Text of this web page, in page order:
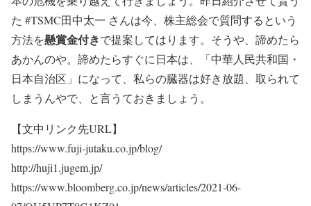
た #TSMC田中太一 さんは今、株主総会で質問するという
方法を懸賞金付きで提案してはります。そうや、諦めたら
あかんのや。諦めたらすぐに日本は、「中華人民共和国・
日本自治区」になって、私らの臓器は好き放題、取られて
しまうんやで、と言うておきましょう。
【文中リンク先URL】
https://www.fuji-jutaku.co.jp/blog/
http://huji1.jugem.jp/
https://www.bloomberg.co.jp/news/articles/2021-06-